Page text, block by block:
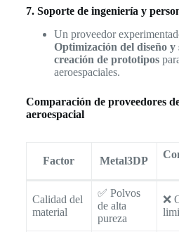
7. Soporte de ingeniería y
Un proveedor
Optimización del diseño y
creación de prototipos
aeroespaciales.
Comparación de proveedores
aeroespacial
Factor Metal3DP
Calidad del
material
✅ Polvos
de alta
pureza
❌